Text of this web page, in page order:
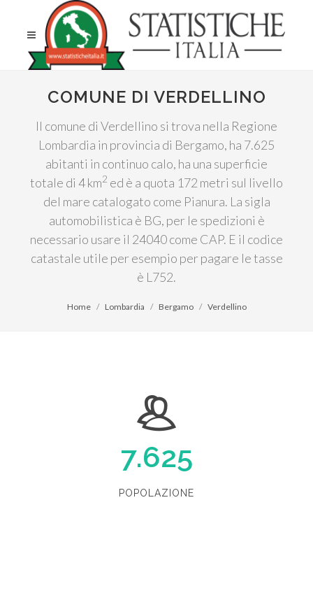
COMUNE DI VERDELLINO
Il comune di Verdellino si trova nella Regione
Lombardia in provincia di Bergamo, ha 7.625
abitanti in continuo calo, ha una superficie
totale di 4 km2 ed è a quota 172 metri sul livello
del mare catalogato come Pianura. La sigla
automobilistica è BG, per le spedizioni è
necessario usare il 24040 come CAP. E il codice
catastale utile per esempio per pagare le tasse
è L752.
Home Lombardia Bergamo Verdellino
7.625
POPOLAZIONE